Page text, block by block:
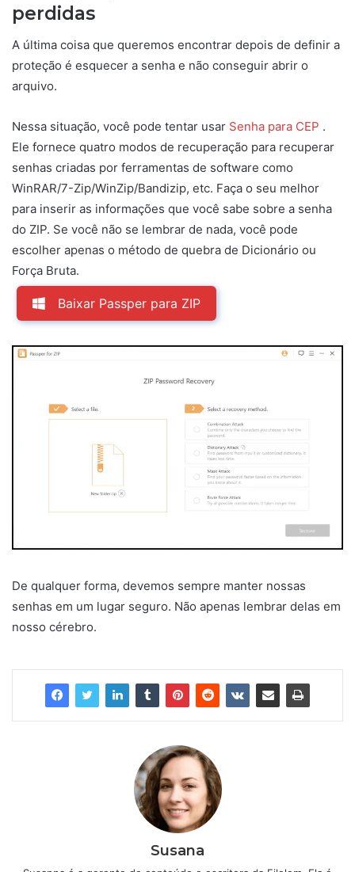
perdidas
A última coisa que queremos encontrar depois de definir a
proteção é esquecer a senha e não conseguir abrir o
arquivo.
Nessa situação, você pode tentar usar Senha para CEP .
Ele fornece quatro modos de recuperação para recuperar
senhas criadas por ferramentas de software como
WinRAR/7-Zip/WinZip/Bandizip, etc. Faça o seu melhor
para inserir as informações que você sabe sobre a senha
do ZIP. Se você não se lembrar de nada, você pode
escolher apenas o método de quebra de Dicionário ou
Força Bruta.
Baixar Passper para ZIP
De qualquer forma, devemos sempre manter nossas
senhas em um lugar seguro. Não apenas lembrar delas em
nosso cérebro.
Susana